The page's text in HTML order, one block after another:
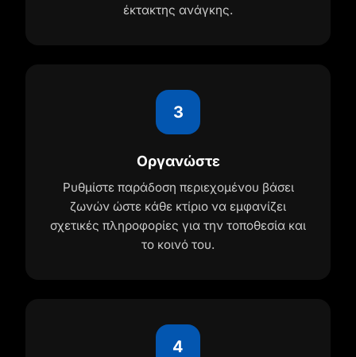
έκτακτης ανάγκης.
3
Οργανώστε
Ρυθμίστε παράδοση περιεχομένου βάσει
ζωνών ώστε κάθε κτίριο να εμφανίζει
σχετικές πληροφορίες για την τοποθεσία και
το κοινό του.
4